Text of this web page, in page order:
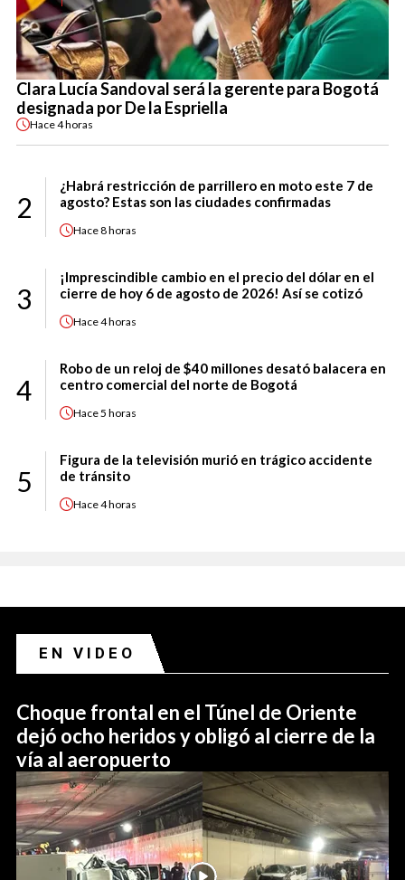
Clara Lucía Sandoval será la gerente para Bogotá
designada por De la Espriella
Hace4 horas
2
¿Habrá restricción de parrillero en moto este 7 de
agosto? Estas son las ciudades confirmadas
Hace8 horas
3
¡Imprescindible cambio en el precio del dólar en el
cierre de hoy 6 de agosto de 2026! Así se cotizó
Hace4 horas
4
Robo de un reloj de $40 millones desató balacera en
centro comercial del norte de Bogotá
Hace5 horas
5
Figura de la televisión murió en trágico accidente
de tránsito
Hace4 horas
EN VIDEO
Choque frontal en el Túnel de Oriente
dejó ocho heridos y obligó al cierre de la
vía al aeropuerto